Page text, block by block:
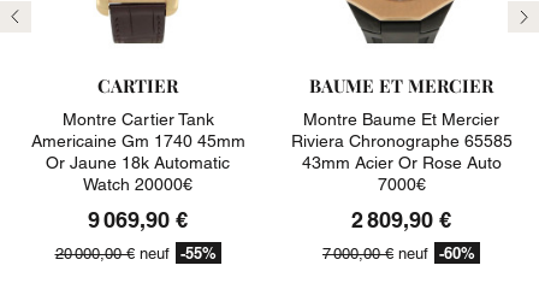
Précédent
CARTIER
Montre Cartier Tank
Americaine Gm 1740 45mm
Or Jaune 18k Automatic
Watch 20000€
9 069,90 €
20 000,00 €neuf -55%
BAUME ET MERCIER
Montre Baume Et Mercier
Riviera Chronographe 65585
43mm Acier Or Rose Auto
7000€
2 809,90 €
7 000,00 € neuf -60%